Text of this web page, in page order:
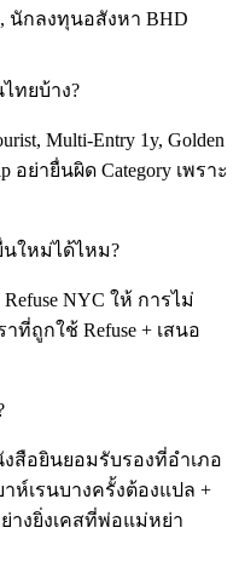
นักลงทุนอสังหา BHD
ทยบ้าง?
Multi-Entry 1y, Golden
อย่ายื่นผิด Category เพราะ
นใหม่ได้ไหม?
NYC ให้ การไม่
ที่ถูกใช้ Refuse + เสนอ
สือยินยอมรับรองที่อำเภอ
ห์เรนบางครั้งต้องแปล +
ย่างยิ่งเคสที่พ่อแม่หย่า